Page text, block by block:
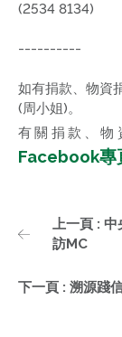
(2534 8134)
----------
如有捐款、物資
(周小姐)。
有關捐款、物
Facebook專
上一頁 : 中
訪MC
下一頁 : 溯源踐